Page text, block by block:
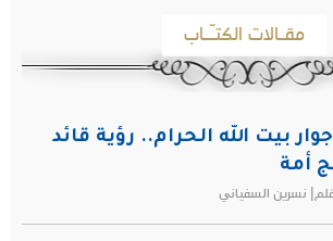
مقـالات الكتـّـاب
بيت الله الحرام.. رؤية قائد
أمة
نسرين السفياني